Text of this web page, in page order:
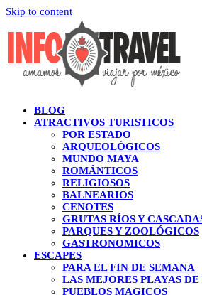
Skip to content
BLOG
ATRACTIVOS TURISTICOS
POR ESTADO
ARQUEOLÓGICOS
MUNDO MAYA
ROMÁNTICOS
RELIGIOSOS
BALNEARIOS
CENOTES
GRUTAS RÍOS Y
PARQUES Y ZOOLÓGICOS
GASTRONOMICOS
ESCAPES
PARA EL FIN DE SEMANA
LAS MEJORES PLAYAS
PUEBLOS MAGICOS